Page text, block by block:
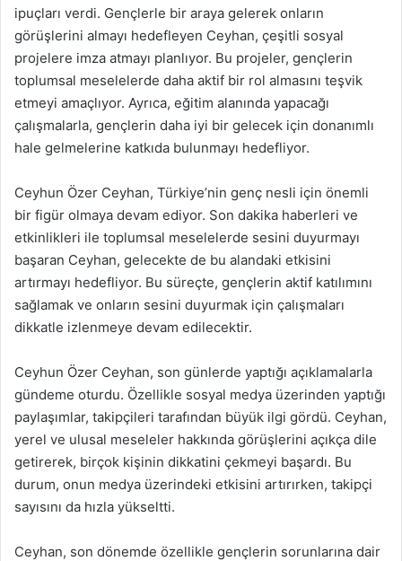
ipuçları verdi. Gençlerle bir araya gelerek onların
görüşlerini almayı hedefleyen Ceyhan, çeşitli sosyal
projelere imza atmayı planlıyor. Bu projeler, gençlerin
toplumsal meselelerde daha aktif bir rol almasını teşvik
etmeyi amaçlıyor. Ayrıca, eğitim alanında yapacağı
çalışmalarla, gençlerin daha iyi bir gelecek için donanımlı
hale gelmelerine katkıda bulunmayı hedefliyor.
Ceyhun Özer Ceyhan, Türkiye’nin genç nesli için önemli
bir figür olmaya devam ediyor. Son dakika haberleri ve
etkinlikleri ile toplumsal meselelerde sesini duyurmayı
başaran Ceyhan, gelecekte de bu alandaki etkisini
artırmayı hedefliyor. Bu süreçte, gençlerin aktif katılımını
sağlamak ve onların sesini duyurmak için çalışmaları
dikkatle izlenmeye devam edilecektir.
Ceyhun Özer Ceyhan, son günlerde yaptığı açıklamalarla
gündeme oturdu. Özellikle sosyal medya üzerinden yaptığı
paylaşımlar, takipçileri tarafından büyük ilgi gördü. Ceyhan,
yerel ve ulusal meseleler hakkında görüşlerini açıkça dile
getirerek, birçok kişinin dikkatini çekmeyi başardı. Bu
durum, onun medya üzerindeki etkisini artırırken, takipçi
sayısını da hızla yükseltti.
Ceyhan, son dönemde özellikle gençlerin sorunlarına dair